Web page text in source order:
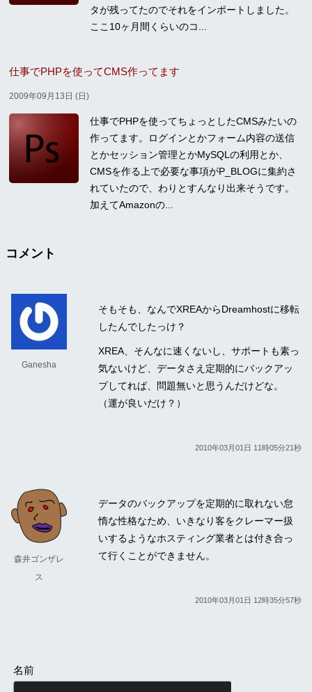
タが残ってたのでそれをインポートしました。
ここ10ヶ月間くらいのコ...
仕事でPHPを使ってCMS作ってます
2009年09月13日 (日)
仕事でPHPを使ってちょっとしたCMSみたいの
作ってます。ログインとかフォーム内容の送信
とかセッション管理とかMySQLの利用とか、
CMSを作る上で必要な事項がP_BLOGに集約さ
れていたので、わりとすんなり出来そうです。
加えてAmazonの...
コメント
Ganesha
そもそも、なんでXREAからDreamhostに移転
したんでしたっけ？
XREA、そんなに速くないし、サポートも素っ
気ないけど、データさえ定期的にバックアッ
プしてれば、問題無いと思うんだけどな。
（運が良いだけ？）
2010年03月01日 11時05分21秒
森井ゴンザレ
ス
データのバックアップを定期的に取れない怠
惰な性格なため、いきなり客をクレーマー扱
いするようなホスティング業者とは付き合っ
て行くことができません。
2010年03月01日 12時35分57秒
名前